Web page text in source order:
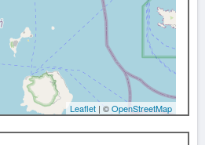
Leaflet | ©OpenStreetMap